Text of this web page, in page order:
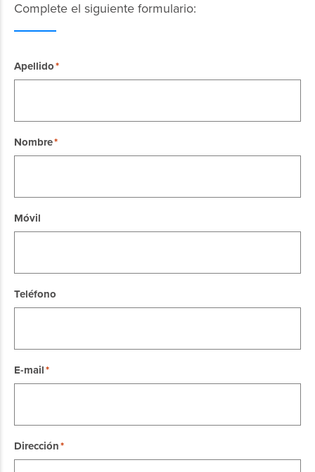
Complete el siguiente formulario:
Apellido
Nombre
Móvil
Teléfono
E-mail
Dirección